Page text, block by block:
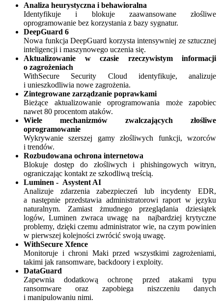
Analiza heurystyczna i behawioralna
Identyfikuje i blokuje zaawansowane złośliwe
oprogramowanie bez korzystania z bazy sygnatur.
DeepGuard 6
Nowa funkcja DeepGuard korzysta intensywniej ze sztucznej
inteligencji i maszynowego uczenia się.
Aktualizowanie w czasie rzeczywistym informacji
o zagrożeniach
WithSecure Security Cloud identyfikuje, analizuje
i unieszkodliwia nowe zagrożenia.
Zintegrowane zarządzanie poprawkami
Bieżące aktualizowanie oprogramowania może zapobiec
nawet 80 procentom ataków.
Wiele mechanizmów zwalczających złośliwe
oprogramowanie
Wykrywanie szerszej gamy złośliwych funkcji, wzorców
i trendów.
Rozbudowana ochrona internetowa
Blokuje dostęp do złośliwych i phishingowych witryn,
ograniczając kontakt ze szkodliwą treścią.
Luminen - Asystent AI
Analizuje zdarzenia zabezpieczeń lub incydenty EDR,
a następnie przedstawia administratorowi raport w języku
naturalnym. Zamiast żmudnego przeglądania dziesiątek
logów, Luminen zwraca uwagę na najbardziej krytyczne
problemy, dzięki czemu administrator wie, na czym powinien
w pierwszej kolejności zwrócić swoją uwagę.
WithSecure Xfence
Monitoruje i chroni Maki przed wszystkimi zagrożeniami,
takimi jak ransomware, backdoory i exploity.
DataGuard
Zapewnia dodatkową ochronę przed atakami typu
ransomware oraz zapobiega niszczeniu danych
i manipulowaniu nimi.